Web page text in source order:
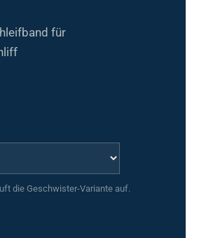
für
die Geschwister-Variante auf.